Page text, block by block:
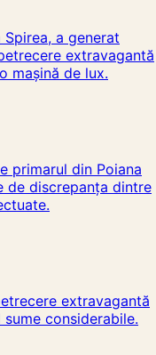
a generat
extravagantă
mașină de lux.
primarul din Poiana
de discrepanța dintre
extravagantă
considerabile.